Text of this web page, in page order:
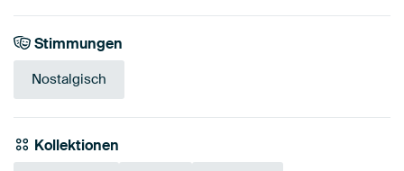
Stimmungen
Nostalgisch
Kollektionen